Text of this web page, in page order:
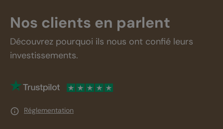
Nos clients en parlent
Découvrez pourquoi ils nous ont confié leurs
investissements.
Réglementation